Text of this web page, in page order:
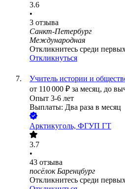
3.6
•
3 отзыва
Санкт-Петербург
Международная
Откликнитесь среди
Откликнуться
Учитель истории и
от 110 000 ₽ за месяц, до
Опыт 3-6 лет
Выплаты: Два раза в месяц
Арктикуголь, ФГУП ГТ
3.7
•
43 отзыва
посёлок Баренцбург
Откликнитесь среди